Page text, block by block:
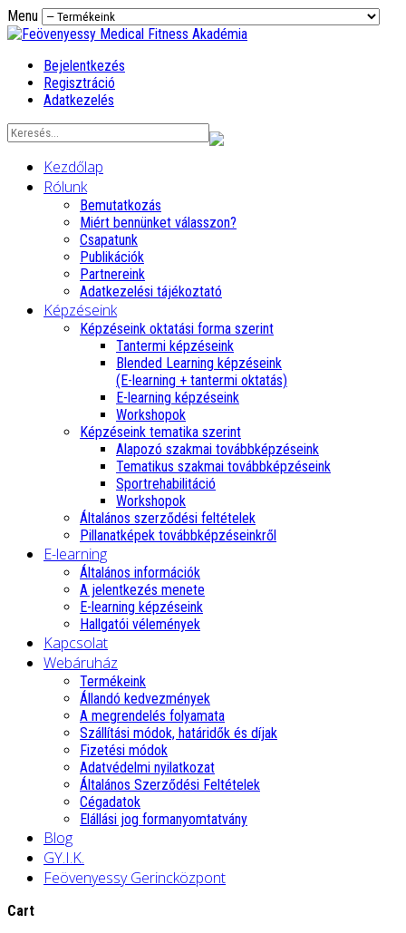
Menu
Bejelentkezés
Regisztráció
Adatkezelés
Kezdőlap
Rólunk
Bemutatkozás
Miért bennünket válasszon?
Csapatunk
Publikációk
Partnereink
Adatkezelési tájékoztató
Képzéseink
Képzéseink oktatási forma szerint
Tantermi képzéseink
Blended Learning képzéseink
(E-learning + tantermi oktatás)
E-learning képzéseink
Workshopok
Képzéseink tematika szerint
Alapozó szakmai továbbképzéseink
Tematikus szakmai továbbképzéseink
Sportrehabilitáció
Workshopok
Általános szerződési feltételek
Pillanatképek továbbképzéseinkről
E-learning
Általános információk
A jelentkezés menete
E-learning képzéseink
Hallgatói vélemények
Kapcsolat
Webáruház
Termékeink
Állandó kedvezmények
A megrendelés folyamata
Szállítási módok, határidők és díjak
Fizetési módok
Adatvédelmi nyilatkozat
Általános Szerződési Feltételek
Cégadatok
Elállási jog formanyomtatvány
Blog
GY.I.K.
Feövenyessy Gerincközpont
Cart